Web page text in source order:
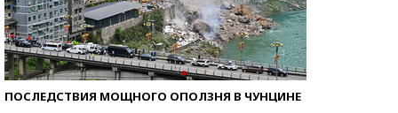
ПОСЛЕДСТВИЯ МОЩНОГО ОПОЛЗНЯ В ЧУНЦИНЕ